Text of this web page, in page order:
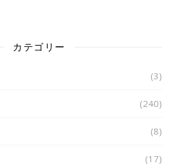
カテゴリー
(3)
(240)
(8)
(17)